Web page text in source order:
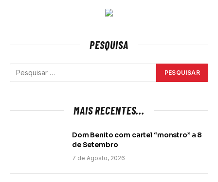
PESQUISA
MAIS RECENTES...
Dom Benito com cartel “monstro” a 8
de Setembro
7 de Agosto, 2026